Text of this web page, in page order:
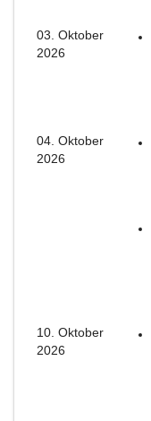
03. Oktober
2026
04. Oktober
2026
10. Oktober
2026